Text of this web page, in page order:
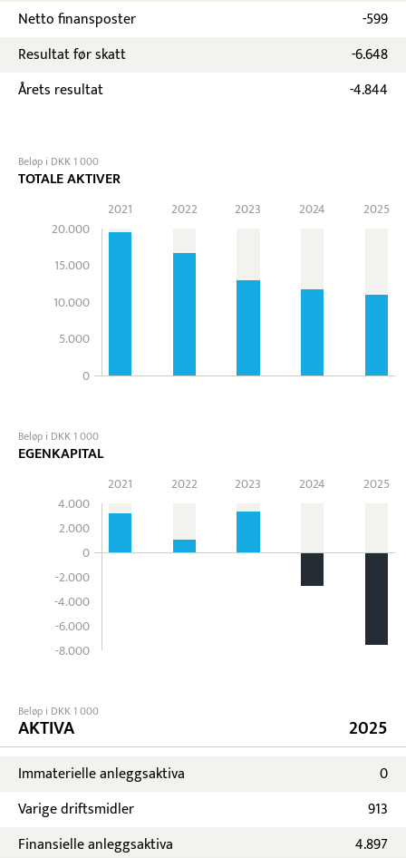
Netto finansposter
-599
Resultat før skatt
-6.648
Årets resultat
-4.844
Beløp i DKK 1 000
TOTALE AKTIVER
20.000
15.000
10.000
5.000
0
2021 2022 2023 2024 2025
Beløp i DKK 1 000
EGENKAPITAL
4.000
2.000
0
-2.000
-4.000
-6.000
-8.000
2021 2022 2023 2024 2025
Beløp i DKK 1 000
AKTIVA 2025
Immaterielle anleggsaktiva
0
Varige driftsmidler
913
Finansielle anleggsaktiva
4.897